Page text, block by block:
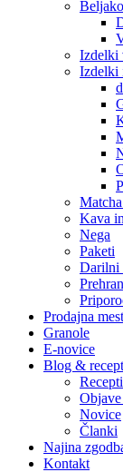
Izdelki
Izdelki
Kava
Nega
Paketi
Darilni
Prodajna
Granole
E-novice
Blog &
Recepti
Novice
Članki
Najina
Kontakt